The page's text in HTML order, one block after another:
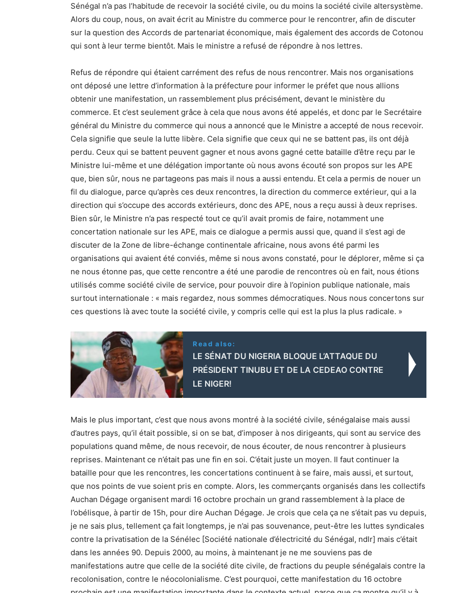
Sénégal n’a pas l’habitude de recevoir la société civile, ou du moins la société civile altersystème.
Alors du coup, nous, on avait écrit au Ministre du commerce pour le rencontrer, afin de discuter
sur la question des Accords de partenariat économique, mais également des accords de Cotonou
qui sont à leur terme bientôt. Mais le ministre a refusé de répondre à nos lettres.
Refus de répondre qui étaient carrément des refus de nous rencontrer. Mais nos organisations
ont déposé une lettre d’information à la préfecture pour informer le préfet que nous allions
obtenir une manifestation, un rassemblement plus précisément, devant le ministère du
commerce. Et c’est seulement grâce à cela que nous avons été appelés, et donc par le Secrétaire
général du Ministre du commerce qui nous a annoncé que le Ministre a accepté de nous recevoir.
Cela signifie que seule la lutte libère. Cela signifie que ceux qui ne se battent pas, ils ont déjà
perdu. Ceux qui se battent peuvent gagner et nous avons gagné cette bataille d’être reçu par le
Ministre lui-même et une délégation importante où nous avons écouté son propos sur les APE
que, bien sûr, nous ne partageons pas mais il nous a aussi entendu. Et cela a permis de nouer un
fil du dialogue, parce qu’après ces deux rencontres, la direction du commerce extérieur, qui a la
direction qui s’occupe des accords extérieurs, donc des APE, nous a reçu aussi à deux reprises.
Bien sûr, le Ministre n’a pas respecté tout ce qu’il avait promis de faire, notamment une
concertation nationale sur les APE, mais ce dialogue a permis aussi que, quand il s’est agi de
discuter de la Zone de libre-échange continentale africaine, nous avons été parmi les
organisations qui avaient été conviés, même si nous avons constaté, pour le déplorer, même si ça
ne nous étonne pas, que cette rencontre a été une parodie de rencontres où en fait, nous étions
utilisés comme société civile de service, pour pouvoir dire à l’opinion publique nationale, mais
surtout internationale : « mais regardez, nous sommes démocratiques. Nous nous concertons sur
ces questions là avec toute la société civile, y compris celle qui est la plus la plus radicale. »
Read also:
LE SÉNAT DU NIGERIA BLOQUE L’ATTAQUE DU
PRÉSIDENT TINUBU ET DE LA CEDEAO CONTRE
LE NIGER!
Mais le plus important, c’est que nous avons montré à la société civile, sénégalaise mais aussi
d’autres pays, qu’il était possible, si on se bat, d’imposer à nos dirigeants, qui sont au service des
populations quand même, de nous recevoir, de nous écouter, de nous rencontrer à plusieurs
reprises. Maintenant ce n’était pas une fin en soi. C’était juste un moyen. Il faut continuer la
bataille pour que les rencontres, les concertations continuent à se faire, mais aussi, et surtout,
que nos points de vue soient pris en compte. Alors, les commerçants organisés dans les collectifs
Auchan Dégage organisent mardi 16 octobre prochain un grand rassemblement à la place de
l’obélisque, à partir de 15h, pour dire Auchan Dégage. Je crois que cela ça ne s’était pas vu depuis,
je ne sais plus, tellement ça fait longtemps, je n’ai pas souvenance, peut-être les luttes syndicales
contre la privatisation de la Sénélec [Société nationale d’électricité du Sénégal, ndlr] mais c’était
dans les années 90. Depuis 2000, au moins, à maintenant je ne me souviens pas de
manifestations autre que celle de la société dite civile, de fractions du peuple sénégalais contre la
recolonisation, contre le néocolonialisme. C’est pourquoi, cette manifestation du 16 octobre